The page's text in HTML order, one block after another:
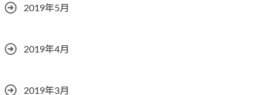
2019年5月
2019年4月
2019年3月